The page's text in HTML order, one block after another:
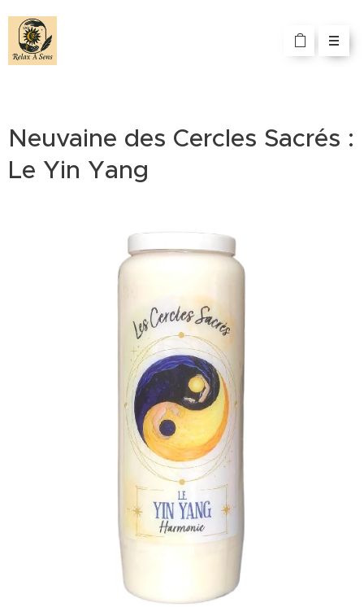
Neuvaine des Cercles Sacrés :
Le Yin Yang